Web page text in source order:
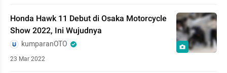
Honda Hawk 11 Debut di Osaka Motorcycle
Show 2022, Ini Wujudnya
kumparanOTO
23 Mar 2022